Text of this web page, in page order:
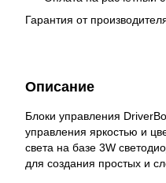
Гарантия от
Описание
Блоки управления
управления яркостью и
света на базе 3W
для создания простых и